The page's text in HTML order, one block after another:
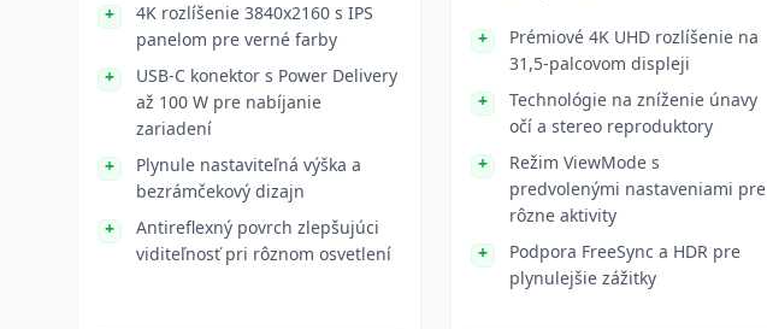
4K rozlíšenie 3840x2160 s IPS
panelom pre verné farby
USB-C konektor s Power Delivery
až 100 W pre nabíjanie
zariadení
Plynule nastaviteľná výška a
bezrámčekový dizajn
Antireflexný povrch zlepšujúci
viditeľnosť pri rôznom osvetlení
Prémiové 4K UHD rozlíšenie na
31,5-palcovom displeji
Technológie na zníženie únavy
očí a stereo reproduktory
Režim ViewMode s
predvolenými nastaveniami pre
rôzne aktivity
Podpora FreeSync a HDR pre
plynulejšie zážitky